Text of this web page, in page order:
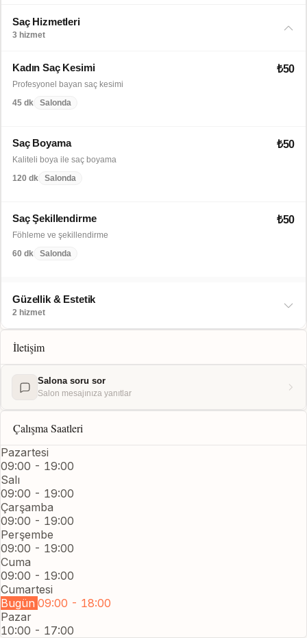
Saç Hizmetleri
3 hizmet
Kadın Saç Kesimi
Profesyonel bayan saç kesimi
45 dk
Salonda
₺50
Saç Boyama
Kaliteli boya ile saç boyama
120 dk
Salonda
₺50
Saç Şekillendirme
Föhleme ve şekillendirme
60 dk
Salonda
₺50
Güzellik & Estetik
2 hizmet
İletişim
Salona soru sor
Salon mesajınıza yanıtlar
Çalışma Saatleri
Pazartesi
09:00 - 19:00
Salı
09:00 - 19:00
Çarşamba
09:00 - 19:00
Perşembe
09:00 - 19:00
Cuma
09:00 - 19:00
Cumartesi
Bugün 09:00 - 18:00
Pazar
10:00 - 17:00